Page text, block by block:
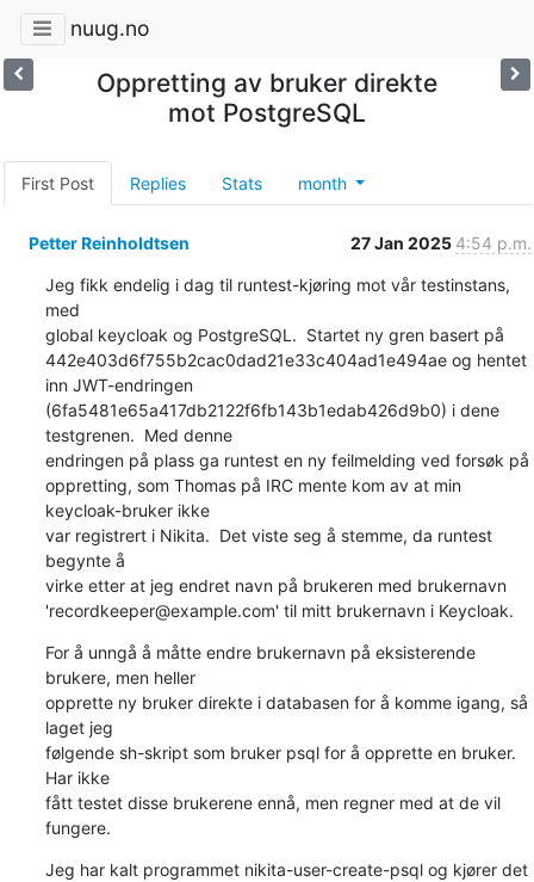
nuug.no
Oppretting av bruker direkte
mot PostgreSQL
First Post Replies Stats month
Petter Reinholdtsen 27 Jan 2025 4:54 p.m.
Jeg fikk endelig i dag til runtest-kjøring mot vår testinstans,
med
global keycloak og PostgreSQL.  Startet ny gren basert på
442e403d6f755b2cac0dad21e33c404ad1e494ae og hentet
inn JWT-endringen
(6fa5481e65a417db2122f6fb143b1edab426d9b0) i dene
testgrenen.  Med denne
endringen på plass ga runtest en ny feilmelding ved forsøk på
oppretting, som Thomas på IRC mente kom av at min
keycloak-bruker ikke
var registrert i Nikita.  Det viste seg å stemme, da runtest
begynte å
virke etter at jeg endret navn på brukeren med brukernavn
'recordkeeper@example.com' til mitt brukernavn i Keycloak.
For å unngå å måtte endre brukernavn på eksisterende
brukere, men heller
opprette ny bruker direkte i databasen for å komme igang, så
laget jeg
følgende sh-skript som bruker psql for å opprette en bruker.
Har ikke
fått testet disse brukerene ennå, men regner med at de vil
fungere.
Jeg har kalt programmet nikita-user-create-psql og kjører det